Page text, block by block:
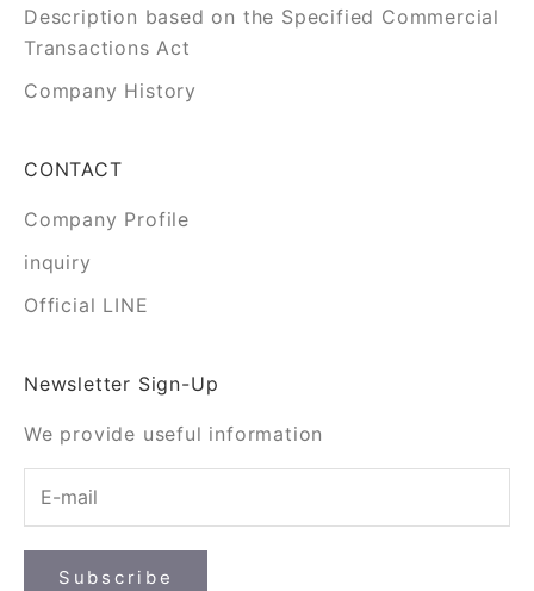
Description based on the Specified Commercial
Transactions Act
Company History
CONTACT
Company Profile
inquiry
Official LINE
Newsletter Sign-Up
We provide useful information
Subscribe